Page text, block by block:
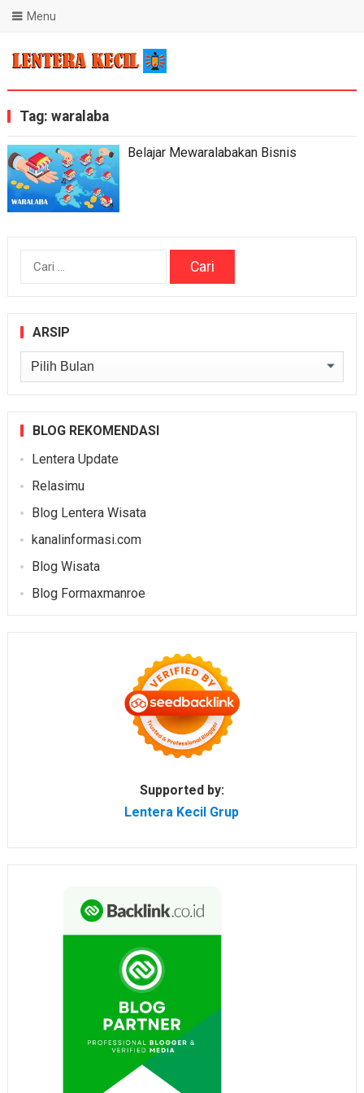
Blog Lentera Kecil
Menu
Tag: waralaba
Belajar Mewaralabakan Bisnis
Cari
ARSIP
Arsip
BLOG REKOMENDASI
Lentera Update
Relasimu
Blog Lentera Wisata
kanalinformasi.com
Blog Wisata
Blog Formaxmanroe
Supported by:
Lentera Kecil Grup